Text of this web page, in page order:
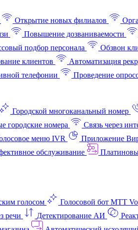
Открытие новых филиалов
Повышение дозваниваемости
подбор персонала Обзвон
клиентов Автоматизация
телефонии
Проведение
Городской многоканальный номер
городские номера Связь через
меню IVR Приложение
обслуживание
голосом Голосовой бот МТТ
речи Детектирование АИ